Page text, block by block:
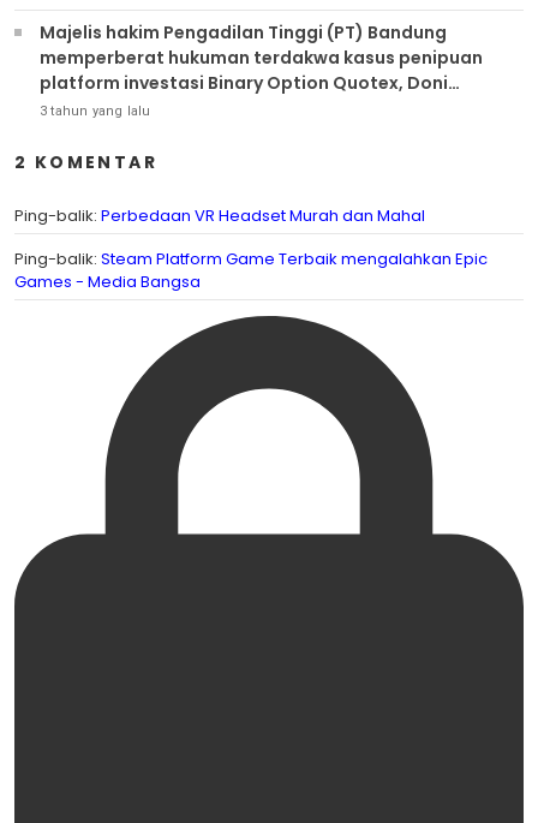
Majelis hakim Pengadilan Tinggi (PT) Bandung
memperberat hukuman terdakwa kasus penipuan
platform investasi Binary Option Quotex, Doni
Salmanan menjadi delapan tahun penjara dan
3 tahun yang lalu
2 KOMENTAR
Ping-balik: Perbedaan VR Headset Murah dan Mahal
Ping-balik: Steam Platform Game Terbaik mengalahkan Epic
Games - Media Bangsa